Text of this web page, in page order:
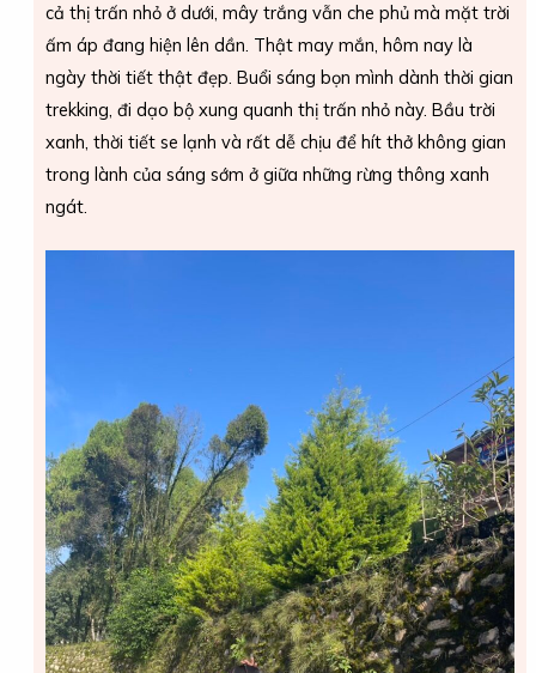
cả thị trấn nhỏ ở dưới, mây trắng vẫn che phủ mà mặt trời
ấm áp đang hiện lên dần. Thật may mắn, hôm nay là
ngày thời tiết thật đẹp. Buổi sáng bọn mình dành thời gian
trekking, đi dạo bộ xung quanh thị trấn nhỏ này. Bầu trời
xanh, thời tiết se lạnh và rất dễ chịu để hít thở không gian
trong lành của sáng sớm ở giữa những rừng thông xanh
ngát.